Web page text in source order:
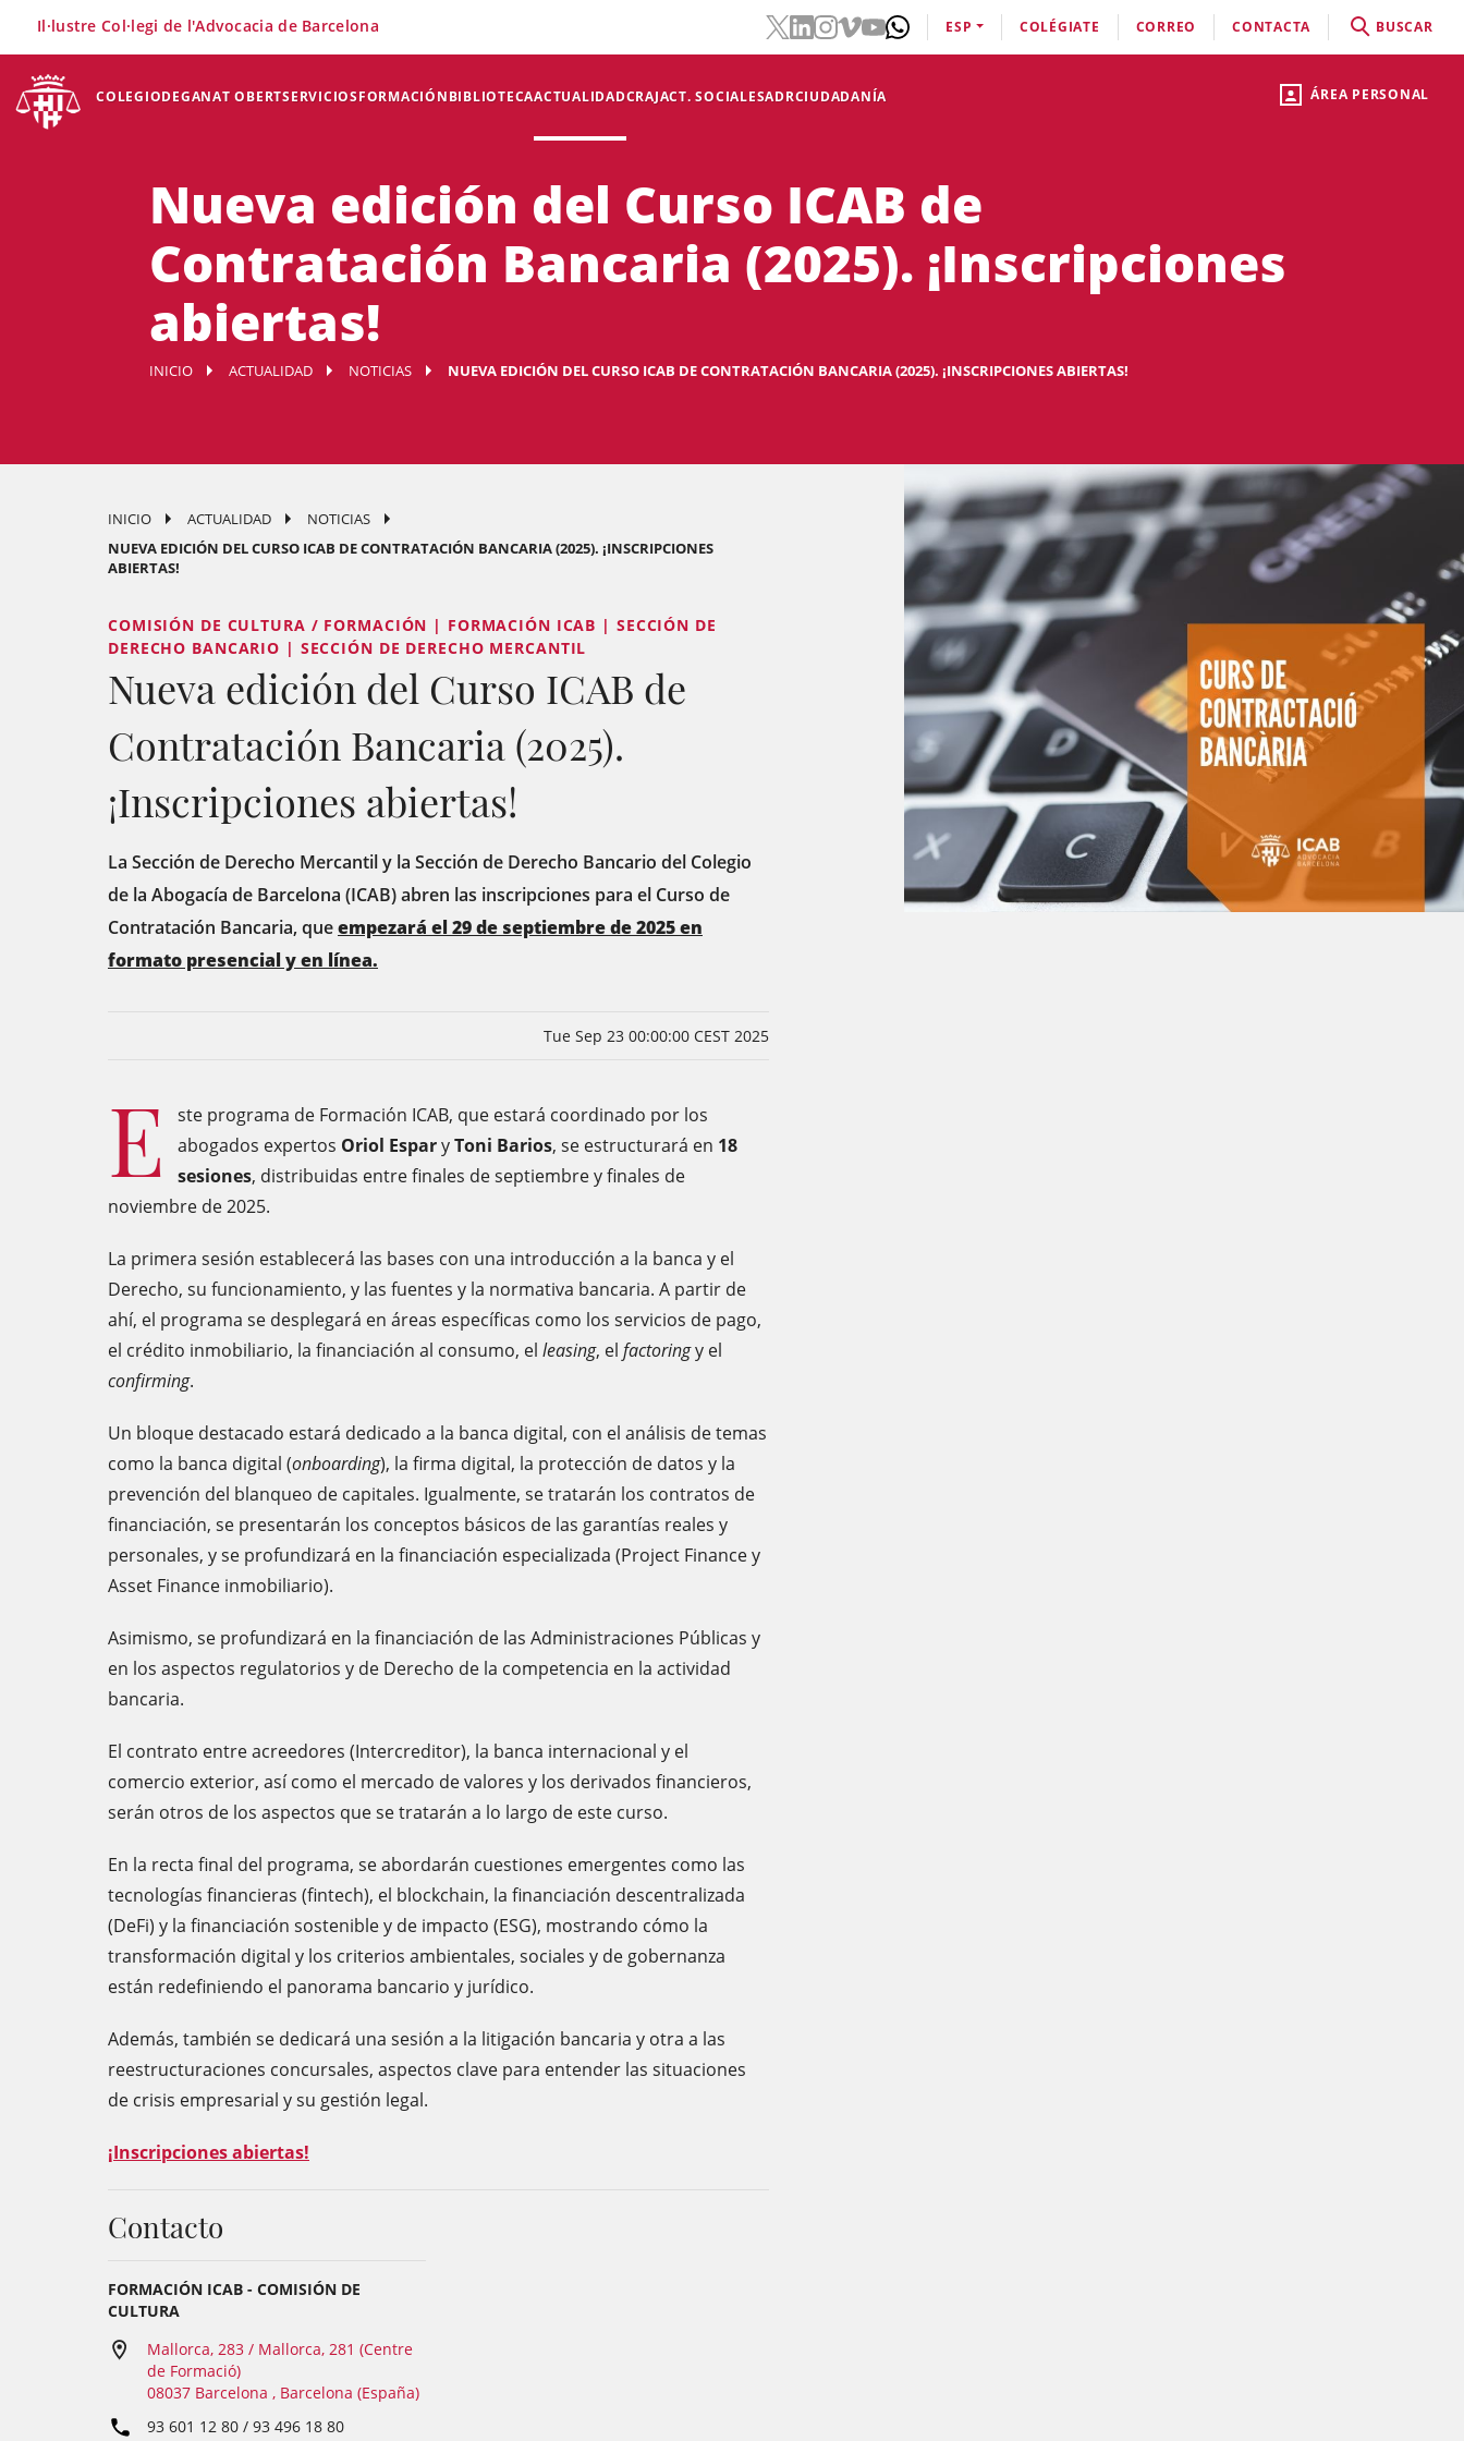
ÁREA PERSONAL
COLEGIODEGANAT OBERTSERVICIOSFORMACIÓNBIBLIOTECAACTUALIDADCRAJACT. SOCIALESADRCIUDADANÍA
Il·lustre Col·legi de l'Advocacia de Barcelona ESP COLÉGIATE CORREO CONTACTA BUSCAR
Nueva edición del Curso ICAB de
Contratación Bancaria (2025). ¡Inscripciones
abiertas!
INICIO ACTUALIDAD NOTICIAS NUEVA EDICIÓN DEL CURSO ICAB DE CONTRATACIÓN BANCARIA (2025). ¡INSCRIPCIONES ABIERTAS!
INICIO ACTUALIDAD
NOTICIAS
NUEVA EDICIÓN DEL CURSO ICAB DE CONTRATACIÓN BANCARIA (2025). ¡INSCRIPCIONES
ABIERTAS!
COMISIÓN DE CULTURA / FORMACIÓN | FORMACIÓN ICAB | SECCIÓN DE
DERECHO BANCARIO | SECCIÓN DE DERECHO MERCANTIL
Nueva edición del Curso ICAB de
Contratación Bancaria (2025).
¡Inscripciones abiertas!
La Sección de Derecho Mercantil y la Sección de Derecho Bancario del Colegio
de la Abogacía de Barcelona (ICAB) abren las inscripciones para el Curso de
Contratación Bancaria, queempezará el 29 de septiembre de 2025 en
formato presencial y en línea.
Tue Sep 23 00:00:00 CEST 2025
E
ste programa de Formación ICAB, que estará coordinado por los
abogados expertos Oriol EsparyToni Barios, se estructurará en 18
sesiones, distribuidas entre finales de septiembre y finales de
noviembre de 2025.
La primera sesión establecerá las bases con una introducción a la banca y el
Derecho, su funcionamiento, y las fuentes y la normativa bancaria. A partir de
ahí, el programa se desplegará en áreas específicas como los servicios de pago,
el crédito inmobiliario, la financiación al consumo, el leasing, el factoringy el
confirming.
Un bloque destacado estará dedicado a la banca digital, con el análisis de temas
como la banca digital (onboarding), la firma digital, la protección de datos y la
prevención del blanqueo de capitales. Igualmente, se tratarán los contratos de
financiación, se presentarán los conceptos básicos de las garantías reales y
personales, y se profundizará en la financiación especializada (Project Finance y
Asset Finance inmobiliario).
Asimismo, se profundizará en la financiación de las Administraciones Públicas y
en los aspectos regulatorios y de Derecho de la competencia en la actividad
bancaria.
El contrato entre acreedores (Intercreditor), la banca internacional y el
comercio exterior, así como el mercado de valores y los derivados financieros,
serán otros de los aspectos que se tratarán a lo largo de este curso.
En la recta final del programa, se abordarán cuestiones emergentes como las
tecnologías financieras (fintech), el blockchain, la financiación descentralizada
(DeFi) y la financiación sostenible y de impacto (ESG), mostrando cómo la
transformación digital y los criterios ambientales, sociales y de gobernanza
están redefiniendo el panorama bancario y jurídico.
Además, también se dedicará una sesión a la litigación bancaria y otra a las
reestructuraciones concursales, aspectos clave para entender las situaciones
de crisis empresarial y su gestión legal.
¡Inscripciones abiertas!
Contacto
FORMACIÓN ICAB - COMISIÓN DE
CULTURA
Mallorca, 283 / Mallorca, 281 (Centre
de Formació)
08037 Barcelona , Barcelona (España)
93 601 12 80 / 93 496 18 80